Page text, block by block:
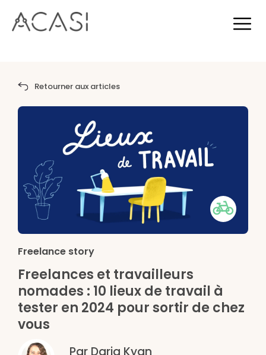
Retourner aux articles
Freelance story
Freelances et travailleurs
nomades : 10 lieux de travail à
tester en 2024 pour sortir de chez
vous